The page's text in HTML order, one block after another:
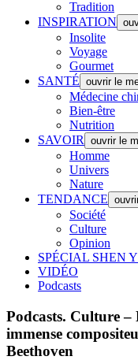
Tradition
INSPIRATION
Insolite
Voyage
Gourmet
SANTÉ ouvrir le
Médecine
Bien-être
Nutrition
SAVOIR
ouvrir le
Homme
Univers
Nature
TENDANCE
Société
Culture
Opinion
SPÉCIAL SHEN
VIDÉO
Podcasts
Podcasts. Culture –
immense
Beethoven